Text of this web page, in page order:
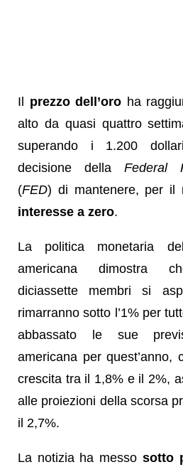
Il prezzo dell’oro ha
alto da quasi quattro
superando i 1.200
decisione della Federal
(FED) di mantenere, per il
interesse a zero.
La politica monetaria
americana
diciassette membri si
rimarranno sotto l’1% per
abbassato le sue
americana per quest’anno,
crescita tra il 1,8% e il 2%,
alle proiezioni della scorsa
il 2,7%.
La notizia ha messo sotto